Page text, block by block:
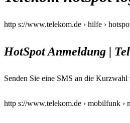
http s://www.telekom.de › hilfe ›
HotSpot Anmeldung |
Senden Sie eine SMS an die
http s://www.telekom.de › mobilfunk ›